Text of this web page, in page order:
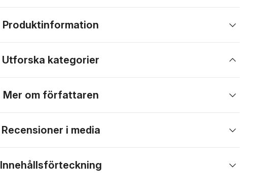
Produktinformation
Utforska kategorier
Mer om författaren
Recensioner i media
Innehållsförteckning